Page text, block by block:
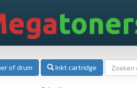
of drum Inkt cartridge